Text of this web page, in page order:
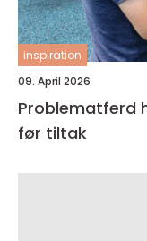
inspiration
09. April 2026
Problematferd hos
før tiltak